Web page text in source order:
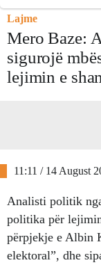
Lajme
Mero Baze:
sigurojë
lejimin e
11:11 / 14 August
Analisti politik
politika për
përpjekje e Albin
elektoral”, dhe